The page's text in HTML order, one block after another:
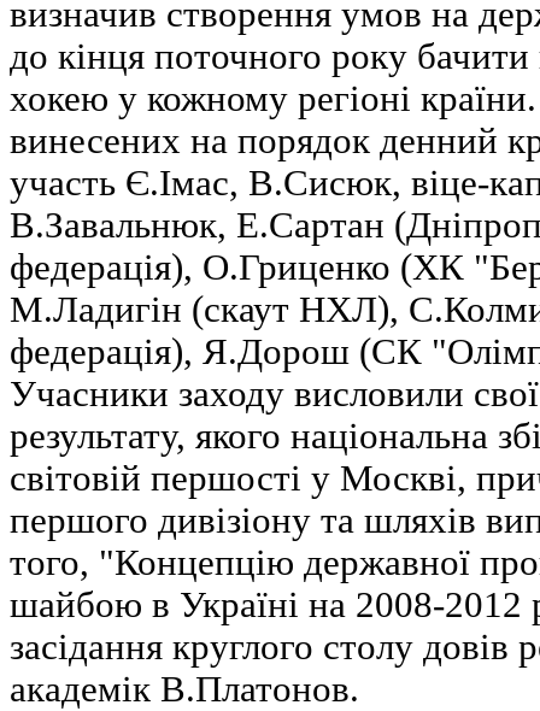
визначив створення умов на
до кінця поточного року
хокею у кожному регіоні
винесених на порядок денний
участь Є.Імас, В.Сисюк, віце-
В.Завальнюк, Е.Сартан
федерація), О.Гриценко (ХК
М.Ладигін (скаут НХЛ),
федерація), Я.Дорош (СК
Учасники заходу висловили
результату, якого національна
світовій першості у Москві,
першого дивізіону та шляхів
того, "Концепцію державної
шайбою в Україні на 2008-2012
засідання круглого столу
академік В.Платонов.